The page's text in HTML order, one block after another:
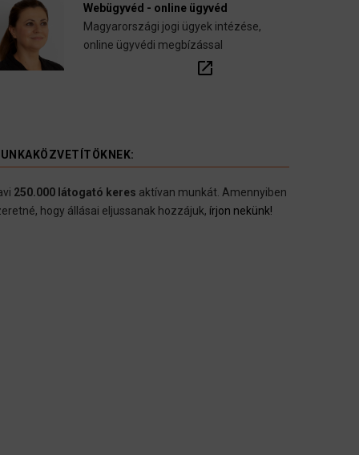
Webügyvéd - online ügyvéd
Magyarországi jogi ügyek intézése,
online ügyvédi megbízással
open_in_new
250.000 látogató keres aktívan munkát. Amennyiben
hogy állásai eljussanak hozzájuk, írjon nekünk!